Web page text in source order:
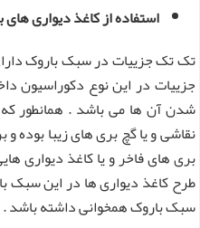
استفاده از کاغذ دیواری
تک تک جزییات در سبک باروک
جزییات در این نوع دکوراسیون
شدن آن ها می باشد . همانطور
نقاشی و یا گچ بری های زیبا بوده
بری های فاخر و یا کاغذ دیواری
طرح کاغذ دیواری ها در این سبک
سبک باروک همخوانی داشته باشد .